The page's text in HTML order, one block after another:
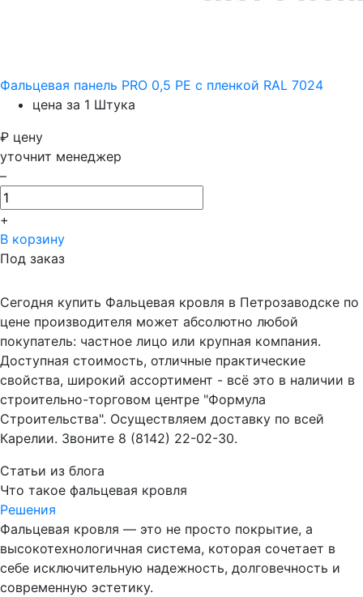
Фальцевая панель PRO 0,5 PE с пленкой RAL 7024
цена за 1 Штука
₽ цену
уточнит менеджер
–
+
В корзину
Под заказ
Сегодня купить Фальцевая кровля в Петрозаводске по
цене производителя может абсолютно любой
покупатель: частное лицо или крупная компания.
Доступная стоимость, отличные практические
свойства, широкий ассортимент - всё это в наличии в
строительно-торговом центре "Формула
Строительства". Осуществляем доставку по всей
Карелии. Звоните 8 (8142) 22-02-30.
Статьи из блога
Что такое фальцевая кровля
Решения
Фальцевая кровля — это не просто покрытие, а
высокотехнологичная система, которая сочетает в
себе исключительную надежность, долговечность и
современную эстетику.